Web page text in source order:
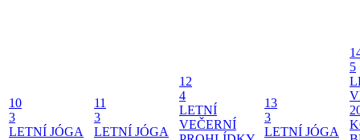
10
3
LETNÍ JÓGA
11
3
LETNÍ JÓGA
12
4
LETNÍ
VEČERNÍ
13
3
LETNÍ JÓGA
5